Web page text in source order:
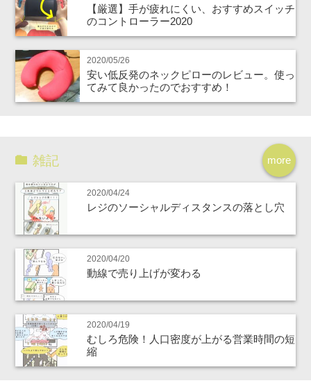
【厳選】手が疲れにくい、おすすめスイッチ
のコントローラー2020
2020/05/26
安い低反発のネックピローのレビュー。使っ
てみて良かったのでおすすめ！
more
雑記
2020/04/24
レジのソーシャルディスタンスの落とし穴
2020/04/20
動線で売り上げが変わる
2020/04/19
むしろ危険！人口密度が上がる営業時間の短
縮